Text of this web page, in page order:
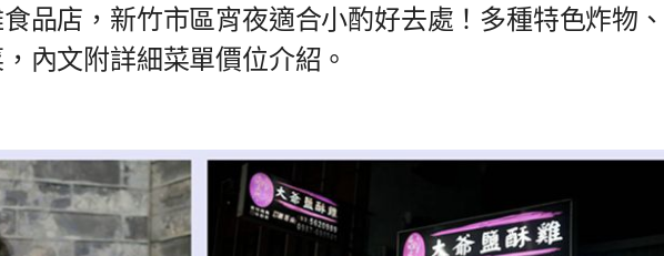
食品店，新竹市區宵夜適合小酌好去處！多種特色炸物、
內文附詳細菜單價位介紹。